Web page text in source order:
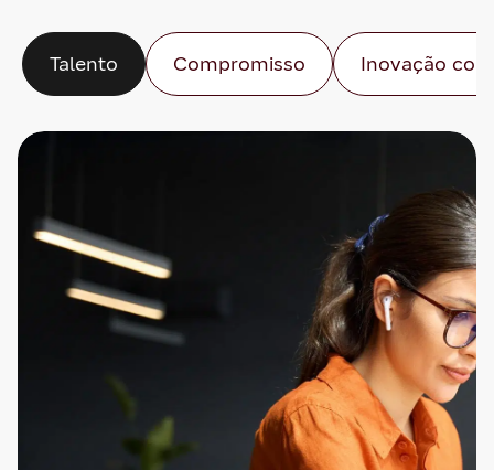
Talento Compromisso Inovação